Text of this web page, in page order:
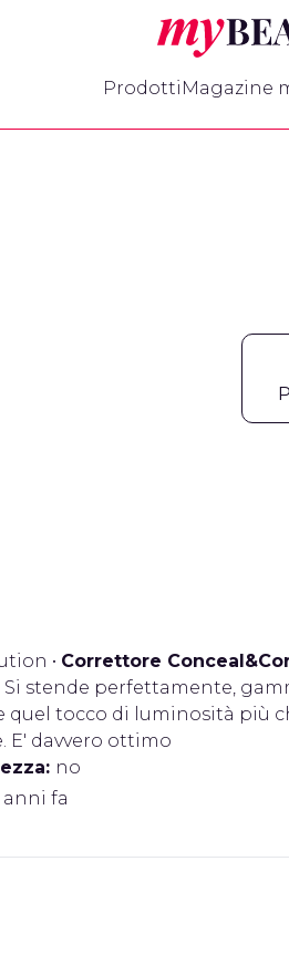
myBeauty
Prodotti Magazine
• Correttore
Si stende perfettamente,
quel tocco di luminosità più
E' davvero ottimo
no
anni fa